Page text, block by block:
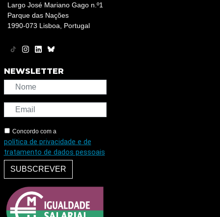
Largo José Mariano Gago n.º1
Parque das Nações
1990-073 Lisboa, Portugal
NEWSLETTER
Concordo com a
política de privacidade e de
tratamento de dados pessoais
SUBSCREVER